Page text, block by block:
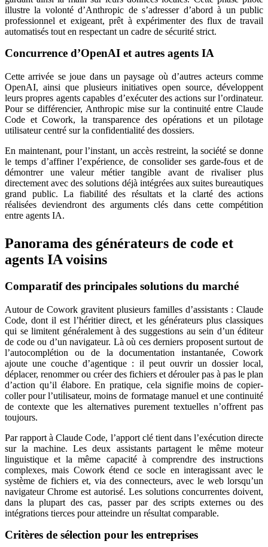
illustre la volonté d’Anthropic de s’adresser d’abord à un public
professionnel et exigeant, prêt à expérimenter des flux de travail
automatisés tout en respectant un cadre de sécurité strict.
Concurrence d’OpenAI et autres agents IA
Cette arrivée se joue dans un paysage où d’autres acteurs comme
OpenAI, ainsi que plusieurs initiatives open source, développent
leurs propres agents capables d’exécuter des actions sur l’ordinateur.
Pour se différencier, Anthropic mise sur la continuité entre Claude
Code et Cowork, la transparence des opérations et un pilotage
utilisateur centré sur la confidentialité des dossiers.
En maintenant, pour l’instant, un accès restreint, la société se donne
le temps d’affiner l’expérience, de consolider ses garde-fous et de
démontrer une valeur métier tangible avant de rivaliser plus
directement avec des solutions déjà intégrées aux suites bureautiques
grand public. La fiabilité des résultats et la clarté des actions
réalisées deviendront des arguments clés dans cette compétition
entre agents IA.
Panorama des générateurs de code et
agents IA voisins
Comparatif des principales solutions du marché
Autour de Cowork gravitent plusieurs familles d’assistants : Claude
Code, dont il est l’héritier direct, et les générateurs plus classiques
qui se limitent généralement à des suggestions au sein d’un éditeur
de code ou d’un navigateur. Là où ces derniers proposent surtout de
l’autocomplétion ou de la documentation instantanée, Cowork
ajoute une couche d’agentique : il peut ouvrir un dossier local,
déplacer, renommer ou créer des fichiers et dérouler pas à pas le plan
d’action qu’il élabore. En pratique, cela signifie moins de copier-
coller pour l’utilisateur, moins de formatage manuel et une continuité
de contexte que les alternatives purement textuelles n’offrent pas
toujours.
Par rapport à Claude Code, l’apport clé tient dans l’exécution directe
sur la machine. Les deux assistants partagent le même moteur
linguistique et la même capacité à comprendre des instructions
complexes, mais Cowork étend ce socle en interagissant avec le
système de fichiers et, via des connecteurs, avec le web lorsqu’un
navigateur Chrome est autorisé. Les solutions concurrentes doivent,
dans la plupart des cas, passer par des scripts externes ou des
intégrations tierces pour atteindre un résultat comparable.
Critères de sélection pour les entreprises